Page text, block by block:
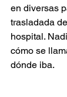
en diversas
trasladada
hospital.
cómo se
dónde iba.